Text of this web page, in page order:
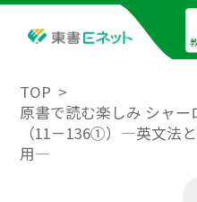
TOP
原書で読む楽しみ シャ
（11－136①）―英文法
用―